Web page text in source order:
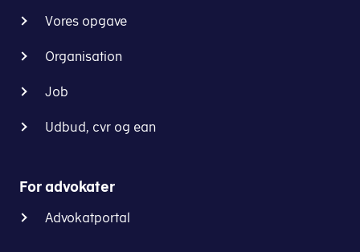
Vores opgave
Organisation
Job
Udbud, cvr og ean
For advokater
Advokatportal